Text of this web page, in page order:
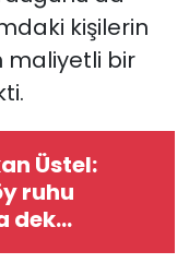
kişilerin
maliyetli bir
Üstel:
ruhu
dek